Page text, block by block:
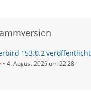
153.0.2 veröffentlicht
4. August 2026 um 22:28